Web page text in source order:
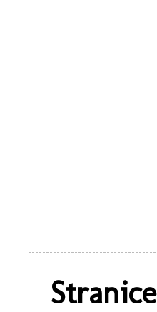
Stranice